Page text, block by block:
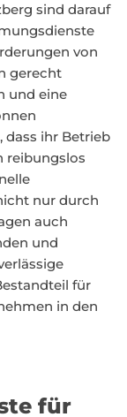
sind darauf
von
gerecht
und eine
dass ihr Betrieb
reibungslos
nur durch
auch
und
für
in den
für